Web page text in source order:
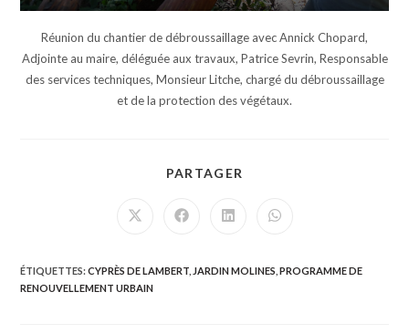
Réunion du chantier de débroussaillage avec Annick Chopard,
Adjointe au maire, déléguée aux travaux, Patrice Sevrin, Responsable
des services techniques, Monsieur Litche, chargé du débroussaillage
et de la protection des végétaux.
PARTAGER
Ouvrir
fenêtre
Ouvrir
fenêtre
Ouvrir
fenêtre
Ouvrir
fenêtre
ÉTIQUETTES:CYPRÈS DE LAMBERT JARDIN MOLINES PROGRAMME DE
RENOUVELLEMENT URBAIN